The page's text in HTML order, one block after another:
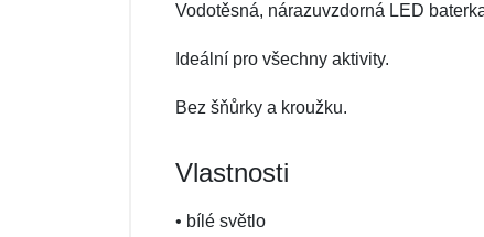
Vodotěsná, nárazuvzdorná LED
Ideální pro všechny aktivity.
Bez šňůrky a kroužku.
Vlastnosti
• bílé světlo